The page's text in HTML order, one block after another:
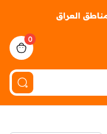
العراق
0
bag